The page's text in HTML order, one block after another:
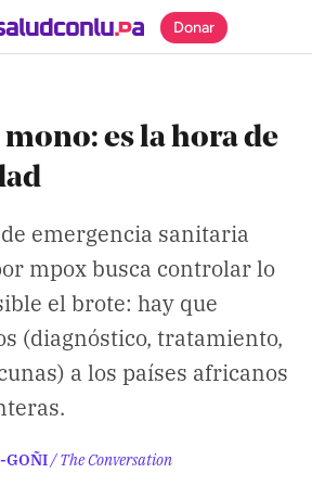
Donar
es la hora de
emergencia sanitaria
mpox busca controlar lo
el brote: hay que
(diagnóstico, tratamiento,
a los países africanos
GOÑI/ The Conversation